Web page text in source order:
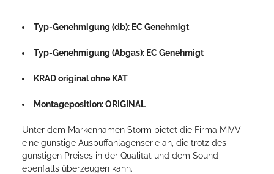
Typ-Genehmigung (db): EC Genehmigt
Typ-Genehmigung (Abgas): EC Genehmigt
KRAD original ohne KAT
Montageposition: ORIGINAL
Unter dem Markennamen Storm bietet die Firma MIVV
eine günstige Auspuffanlagenserie an, die trotz des
günstigen Preises in der Qualität und dem Sound
ebenfalls überzeugen kann.